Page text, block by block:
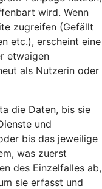
wird. Wenn
zugreifen (Gefällt
etc.), erscheint eine
etwaigen
als Nutzerin oder
die Daten, bis sie
und
bis das jeweilige
was zuerst
des Einzelfalles ab,
sie erfasst und